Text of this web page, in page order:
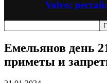
Volvo:
Емельянов день
приметы и